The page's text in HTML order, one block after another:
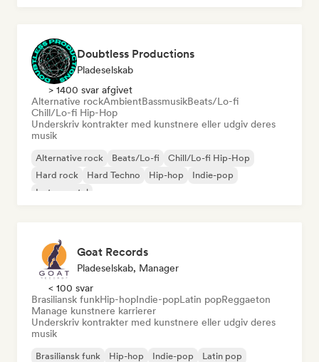
Doubtless Productions
Pladeselskab
> 1400 svar afgivet
Alternative rockAmbientBassmusikBeats/Lo-fi
Chill/Lo-fi Hip-Hop
Underskriv kontrakter med kunstnere eller udgiv deres
musik
Alternative rock Beats/Lo-fi
Chill/Lo-fi Hip-Hop
Hard rock
Hard Techno Hip-hop
Indie-pop
Instrumental
Goat Records
Pladeselskab, Manager
< 100 svar
Brasiliansk funkHip-hopIndie-popLatin popReggaeton
Manage kunstnere karrierer
Underskriv kontrakter med kunstnere eller udgiv deres
musik
Brasiliansk funk Hip-hop Indie-pop
Latin pop